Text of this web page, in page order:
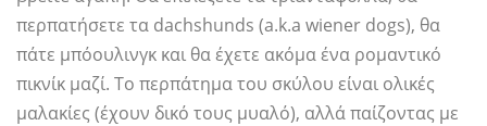
περπατήσετε τα dachshunds (a.k.a wiener dogs), θα
πάτε μπόουλινγκ και θα έχετε ακόμα ένα ρομαντικό
πικνίκ μαζί. Το περπάτημα του σκύλου είναι ολικές
μαλακίες (έχουν δικό τους μυαλό), αλλά παίζοντας με